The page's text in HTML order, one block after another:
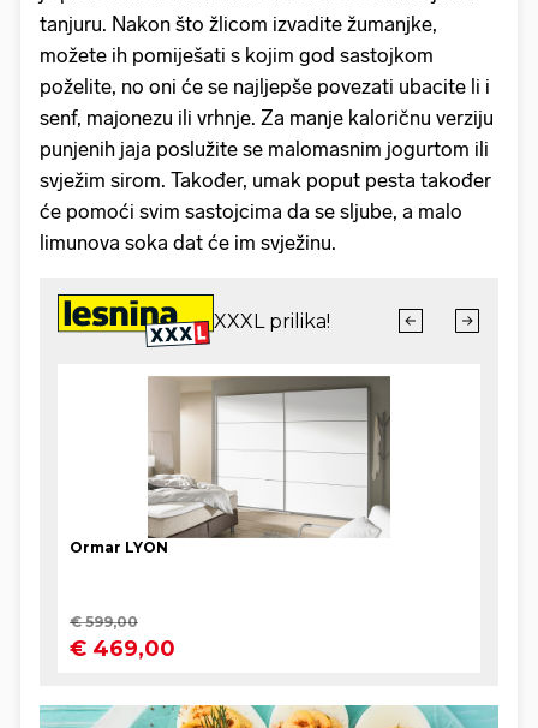
tanjuru. Nakon što žlicom izvadite žumanjke,
možete ih pomiješati s kojim god sastojkom
poželite, no oni će se najljepše povezati ubacite li i
senf, majonezu ili vrhnje. Za manje kaloričnu verziju
punjenih jaja poslužite se malomasnim jogurtom ili
svježim sirom. Također, umak poput pesta također
će pomoći svim sastojcima da se sljube, a malo
limunova soka dat će im svježinu.